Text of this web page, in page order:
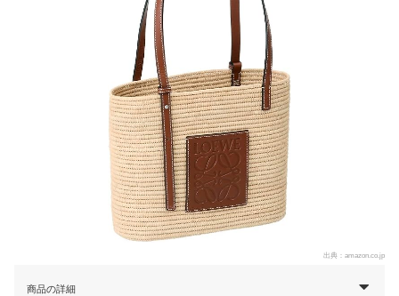
出典： amazon.co.jp
商品の詳細